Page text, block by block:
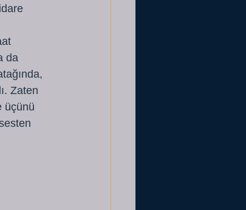
da
Zaten
üçünü